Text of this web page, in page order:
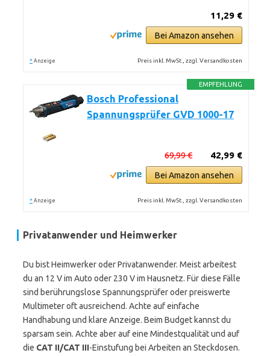
11,29 €
Bei Amazon ansehen
* Anzeige Preis inkl. MwSt., zzgl. Versandkosten
EMPFEHLUNG
Bosch Professional
Spannungsprüfer GVD 1000-17
42,99 €
69,99 €
Bei Amazon ansehen
* Anzeige Preis inkl. MwSt., zzgl. Versandkosten
Privatanwender und Heimwerker
Du bist Heimwerker oder Privatanwender. Meist arbeitest
du an 12 V im Auto oder 230 V im Hausnetz. Für diese Fälle
sind berührungslose Spannungsprüfer oder preiswerte
Multimeter oft ausreichend. Achte auf einfache
Handhabung und klare Anzeige. Beim Budget kannst du
sparsam sein. Achte aber auf eine Mindestqualität und auf
die CAT II/CAT III-Einstufung bei Arbeiten an Steckdosen.